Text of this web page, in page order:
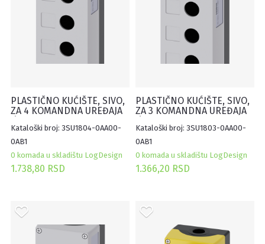
PLASTIČNO KUĆIŠTE, SIVO,
ZA 4 KOMANDNA UREĐAJA
ZA OZNAKE
Kataloški broj: 3SU1804-0AA00-
0AB1
0 komada u skladištu LogDesign
1.738,80 RSD
PLASTIČNO KUĆIŠTE, SIVO,
ZA 3 KOMANDNA UREĐAJA
ZA OZNAKE
Kataloški broj: 3SU1803-0AA00-
0AB1
0 komada u skladištu LogDesign
1.366,20 RSD